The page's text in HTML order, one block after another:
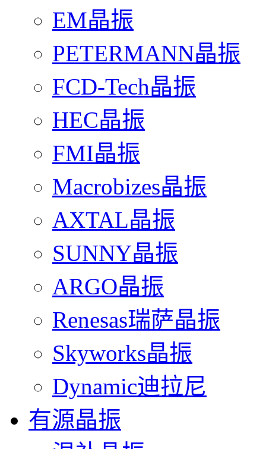
EM晶振
PETERMANN晶振
FCD-Tech晶振
HEC晶振
FMI晶振
Macrobizes晶振
AXTAL晶振
SUNNY晶振
ARGO晶振
Renesas瑞萨晶振
Skyworks晶振
Dynamic迪拉尼
有源晶振